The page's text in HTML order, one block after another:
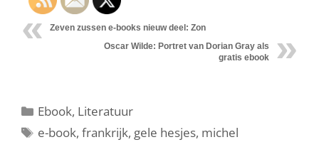
Zeven zussen e-books nieuw deel: Zon
Oscar Wilde: Portret van Dorian Gray als
gratis ebook
Categorieën
Ebook, Literatuur
Tags
e-book,frankrijk, gele hesjes, michel